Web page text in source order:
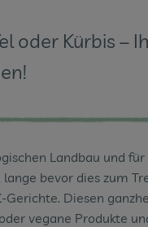
oder Kürbis –
Landbau und
bevor dies zum
Diesen
vegane Produkte